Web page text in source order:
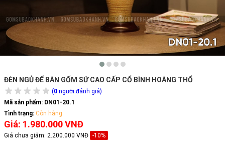
ĐÈN NGỦ ĐỂ BÀN GỐM SỨ CAO CẤP CỔ BÌNH HOÀNG THỔ
(0 người đánh giá)
Mã sản phẩm: DN01-20.1
Tình trạng: Còn hàng
Giá: 1.980.000 VNĐ
Giá chưa giảm: 2.200.000 VNĐ -10%